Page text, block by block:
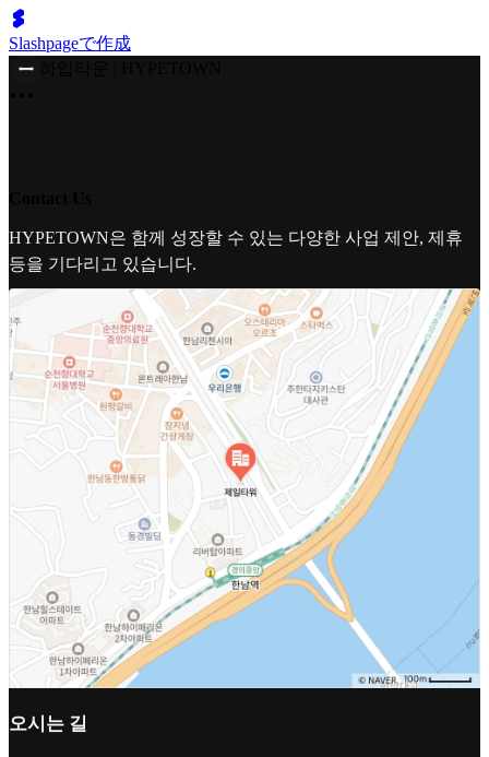
Slashpageで作成
HYPETOWN은 함께 성장할 수 있는 다양한 사업 제안, 제휴
등을 기다리고 있습니다.
오시는 길